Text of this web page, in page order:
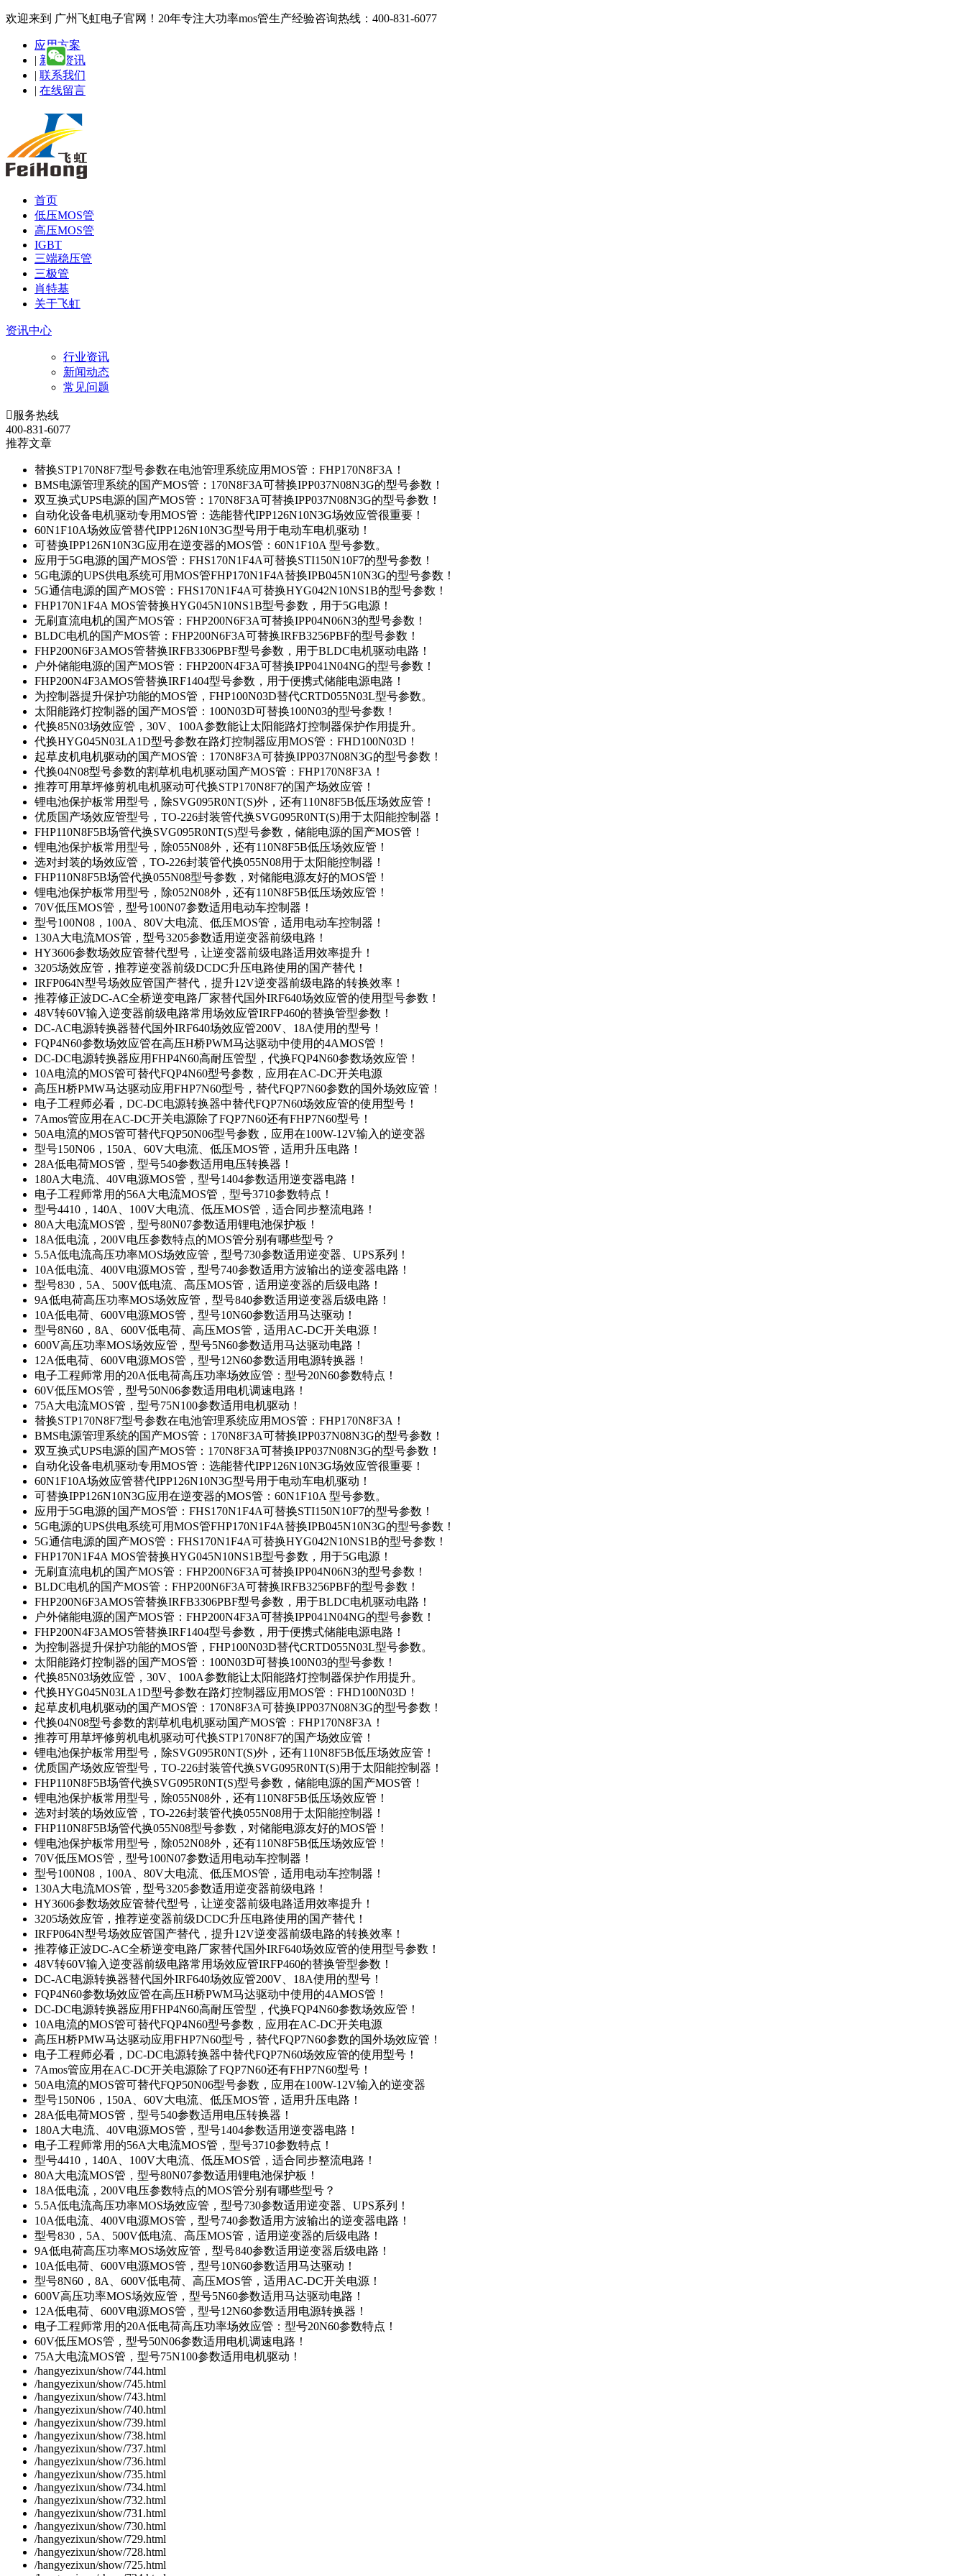
欢迎来到 广州飞虹电子官网！20年专注大功率mos管生产经验咨询热线：400-831-6077
应用方案
| 新闻资讯
| 联系我们
| 在线留言
首页
低压MOS管
高压MOS管
IGBT
三端稳压管
三极管
肖特基
关于飞虹
资讯中心
行业资讯
新闻动态
常见问题
 服务热线
400-831-6077
推荐文章
替换STP170N8F7型号参数在电池管理系统应用MOS管：FHP170N8F3A！
BMS电源管理系统的国产MOS管：170N8F3A可替换IPP037N08N3G的型号参数！
双互换式UPS电源的国产MOS管：170N8F3A可替换IPP037N08N3G的型号参数！
自动化设备电机驱动专用MOS管：选能替代IPP126N10N3G场效应管很重要！
60N1F10A场效应管替代IPP126N10N3G型号用于电动车电机驱动！
可替换IPP126N10N3G应用在逆变器的MOS管：60N1F10A 型号参数。
应用于5G电源的国产MOS管：FHS170N1F4A可替换STI150N10F7的型号参数！
5G电源的UPS供电系统可用MOS管FHP170N1F4A替换IPB045N10N3G的型号参数！
5G通信电源的国产MOS管：FHS170N1F4A可替换HYG042N10NS1B的型号参数！
FHP170N1F4A MOS管替换HYG045N10NS1B型号参数，用于5G电源！
无刷直流电机的国产MOS管：FHP200N6F3A可替换IPP04N06N3的型号参数！
BLDC电机的国产MOS管：FHP200N6F3A可替换IRFB3256PBF的型号参数！
FHP200N6F3AMOS管替换IRFB3306PBF型号参数，用于BLDC电机驱动电路！
户外储能电源的国产MOS管：FHP200N4F3A可替换IPP041N04NG的型号参数！
FHP200N4F3AMOS管替换IRF1404型号参数，用于便携式储能电源电路！
为控制器提升保护功能的MOS管，FHP100N03D替代CRTD055N03L型号参数。
太阳能路灯控制器的国产MOS管：100N03D可替换100N03的型号参数！
代换85N03场效应管，30V、100A参数能让太阳能路灯控制器保护作用提升。
代换HYG045N03LA1D型号参数在路灯控制器应用MOS管：FHD100N03D！
起草皮机电机驱动的国产MOS管：170N8F3A可替换IPP037N08N3G的型号参数！
代换04N08型号参数的割草机电机驱动国产MOS管：FHP170N8F3A！
推荐可用草坪修剪机电机驱动可代换STP170N8F7的国产场效应管！
锂电池保护板常用型号，除SVG095R0NT(S)外，还有110N8F5B低压场效应管！
优质国产场效应管型号，TO-226封装管代换SVG095R0NT(S)用于太阳能控制器！
FHP110N8F5B场管代换SVG095R0NT(S)型号参数，储能电源的国产MOS管！
锂电池保护板常用型号，除055N08外，还有110N8F5B低压场效应管！
选对封装的场效应管，TO-226封装管代换055N08用于太阳能控制器！
FHP110N8F5B场管代换055N08型号参数，对储能电源友好的MOS管！
锂电池保护板常用型号，除052N08外，还有110N8F5B低压场效应管！
70V低压MOS管，型号100N07参数适用电动车控制器！
型号100N08，100A、80V大电流、低压MOS管，适用电动车控制器！
130A大电流MOS管，型号3205参数适用逆变器前级电路！
HY3606参数场效应管替代型号，让逆变器前级电路适用效率提升！
3205场效应管，推荐逆变器前级DCDC升压电路使用的国产替代！
IRFP064N型号场效应管国产替代，提升12V逆变器前级电路的转换效率！
推荐修正波DC-AC全桥逆变电路厂家替代国外IRF640场效应管的使用型号参数！
48V转60V输入逆变器前级电路常用场效应管IRFP460的替换管型参数！
DC-AC电源转换器替代国外IRF640场效应管200V、18A使用的型号！
FQP4N60参数场效应管在高压H桥PWM马达驱动中使用的4AMOS管！
DC-DC电源转换器应用FHP4N60高耐压管型，代换FQP4N60参数场效应管！
10A电流的MOS管可替代FQP4N60型号参数，应用在AC-DC开关电源
高压H桥PMW马达驱动应用FHP7N60型号，替代FQP7N60参数的国外场效应管！
电子工程师必看，DC-DC电源转换器中替代FQP7N60场效应管的使用型号！
7Amos管应用在AC-DC开关电源除了FQP7N60还有FHP7N60型号！
50A电流的MOS管可替代FQP50N06型号参数，应用在100W-12V输入的逆变器
型号150N06，150A、60V大电流、低压MOS管，适用升压电路！
28A低电荷MOS管，型号540参数适用电压转换器！
180A大电流、40V电源MOS管，型号1404参数适用逆变器电路！
电子工程师常用的56A大电流MOS管，型号3710参数特点！
型号4410，140A、100V大电流、低压MOS管，适合同步整流电路！
80A大电流MOS管，型号80N07参数适用锂电池保护板！
18A低电流，200V电压参数特点的MOS管分别有哪些型号？
5.5A低电流高压功率MOS场效应管，型号730参数适用逆变器、UPS系列！
10A低电流、400V电源MOS管，型号740参数适用方波输出的逆变器电路！
型号830，5A、500V低电流、高压MOS管，适用逆变器的后级电路！
9A低电荷高压功率MOS场效应管，型号840参数适用逆变器后级电路！
10A低电荷、600V电源MOS管，型号10N60参数适用马达驱动！
型号8N60，8A、600V低电荷、高压MOS管，适用AC-DC开关电源！
600V高压功率MOS场效应管，型号5N60参数适用马达驱动电路！
12A低电荷、600V电源MOS管，型号12N60参数适用电源转换器！
电子工程师常用的20A低电荷高压功率场效应管：型号20N60参数特点！
60V低压MOS管，型号50N06参数适用电机调速电路！
75A大电流MOS管，型号75N100参数适用电机驱动！
替换STP170N8F7型号参数在电池管理系统应用MOS管：FHP170N8F3A！
BMS电源管理系统的国产MOS管：170N8F3A可替换IPP037N08N3G的型号参数！
双互换式UPS电源的国产MOS管：170N8F3A可替换IPP037N08N3G的型号参数！
自动化设备电机驱动专用MOS管：选能替代IPP126N10N3G场效应管很重要！
60N1F10A场效应管替代IPP126N10N3G型号用于电动车电机驱动！
可替换IPP126N10N3G应用在逆变器的MOS管：60N1F10A 型号参数。
应用于5G电源的国产MOS管：FHS170N1F4A可替换STI150N10F7的型号参数！
5G电源的UPS供电系统可用MOS管FHP170N1F4A替换IPB045N10N3G的型号参数！
5G通信电源的国产MOS管：FHS170N1F4A可替换HYG042N10NS1B的型号参数！
FHP170N1F4A MOS管替换HYG045N10NS1B型号参数，用于5G电源！
无刷直流电机的国产MOS管：FHP200N6F3A可替换IPP04N06N3的型号参数！
BLDC电机的国产MOS管：FHP200N6F3A可替换IRFB3256PBF的型号参数！
FHP200N6F3AMOS管替换IRFB3306PBF型号参数，用于BLDC电机驱动电路！
户外储能电源的国产MOS管：FHP200N4F3A可替换IPP041N04NG的型号参数！
FHP200N4F3AMOS管替换IRF1404型号参数，用于便携式储能电源电路！
为控制器提升保护功能的MOS管，FHP100N03D替代CRTD055N03L型号参数。
太阳能路灯控制器的国产MOS管：100N03D可替换100N03的型号参数！
代换85N03场效应管，30V、100A参数能让太阳能路灯控制器保护作用提升。
代换HYG045N03LA1D型号参数在路灯控制器应用MOS管：FHD100N03D！
起草皮机电机驱动的国产MOS管：170N8F3A可替换IPP037N08N3G的型号参数！
代换04N08型号参数的割草机电机驱动国产MOS管：FHP170N8F3A！
推荐可用草坪修剪机电机驱动可代换STP170N8F7的国产场效应管！
锂电池保护板常用型号，除SVG095R0NT(S)外，还有110N8F5B低压场效应管！
优质国产场效应管型号，TO-226封装管代换SVG095R0NT(S)用于太阳能控制器！
FHP110N8F5B场管代换SVG095R0NT(S)型号参数，储能电源的国产MOS管！
锂电池保护板常用型号，除055N08外，还有110N8F5B低压场效应管！
选对封装的场效应管，TO-226封装管代换055N08用于太阳能控制器！
FHP110N8F5B场管代换055N08型号参数，对储能电源友好的MOS管！
锂电池保护板常用型号，除052N08外，还有110N8F5B低压场效应管！
70V低压MOS管，型号100N07参数适用电动车控制器！
型号100N08，100A、80V大电流、低压MOS管，适用电动车控制器！
130A大电流MOS管，型号3205参数适用逆变器前级电路！
HY3606参数场效应管替代型号，让逆变器前级电路适用效率提升！
3205场效应管，推荐逆变器前级DCDC升压电路使用的国产替代！
IRFP064N型号场效应管国产替代，提升12V逆变器前级电路的转换效率！
推荐修正波DC-AC全桥逆变电路厂家替代国外IRF640场效应管的使用型号参数！
48V转60V输入逆变器前级电路常用场效应管IRFP460的替换管型参数！
DC-AC电源转换器替代国外IRF640场效应管200V、18A使用的型号！
FQP4N60参数场效应管在高压H桥PWM马达驱动中使用的4AMOS管！
DC-DC电源转换器应用FHP4N60高耐压管型，代换FQP4N60参数场效应管！
10A电流的MOS管可替代FQP4N60型号参数，应用在AC-DC开关电源
高压H桥PMW马达驱动应用FHP7N60型号，替代FQP7N60参数的国外场效应管！
电子工程师必看，DC-DC电源转换器中替代FQP7N60场效应管的使用型号！
7Amos管应用在AC-DC开关电源除了FQP7N60还有FHP7N60型号！
50A电流的MOS管可替代FQP50N06型号参数，应用在100W-12V输入的逆变器
型号150N06，150A、60V大电流、低压MOS管，适用升压电路！
28A低电荷MOS管，型号540参数适用电压转换器！
180A大电流、40V电源MOS管，型号1404参数适用逆变器电路！
电子工程师常用的56A大电流MOS管，型号3710参数特点！
型号4410，140A、100V大电流、低压MOS管，适合同步整流电路！
80A大电流MOS管，型号80N07参数适用锂电池保护板！
18A低电流，200V电压参数特点的MOS管分别有哪些型号？
5.5A低电流高压功率MOS场效应管，型号730参数适用逆变器、UPS系列！
10A低电流、400V电源MOS管，型号740参数适用方波输出的逆变器电路！
型号830，5A、500V低电流、高压MOS管，适用逆变器的后级电路！
9A低电荷高压功率MOS场效应管，型号840参数适用逆变器后级电路！
10A低电荷、600V电源MOS管，型号10N60参数适用马达驱动！
型号8N60，8A、600V低电荷、高压MOS管，适用AC-DC开关电源！
600V高压功率MOS场效应管，型号5N60参数适用马达驱动电路！
12A低电荷、600V电源MOS管，型号12N60参数适用电源转换器！
电子工程师常用的20A低电荷高压功率场效应管：型号20N60参数特点！
60V低压MOS管，型号50N06参数适用电机调速电路！
75A大电流MOS管，型号75N100参数适用电机驱动！
/hangyezixun/show/744.html
/hangyezixun/show/745.html
/hangyezixun/show/743.html
/hangyezixun/show/740.html
/hangyezixun/show/739.html
/hangyezixun/show/738.html
/hangyezixun/show/737.html
/hangyezixun/show/736.html
/hangyezixun/show/735.html
/hangyezixun/show/734.html
/hangyezixun/show/732.html
/hangyezixun/show/731.html
/hangyezixun/show/730.html
/hangyezixun/show/729.html
/hangyezixun/show/728.html
/hangyezixun/show/725.html